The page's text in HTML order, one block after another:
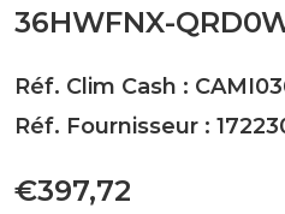
36HWFNX-
Réf. Clim Cash :
Réf. Fournisseur :
€397,72